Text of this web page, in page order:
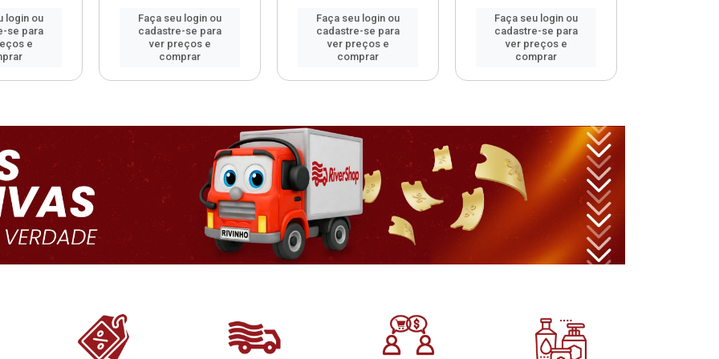
login ou
se para
e
Faça seu login ou
cadastre-se para
ver preços e
comprar
Faça seu login ou
cadastre-se para
ver preços e
comprar
Faça seu login ou
cadastre-se para
ver preços e
comprar